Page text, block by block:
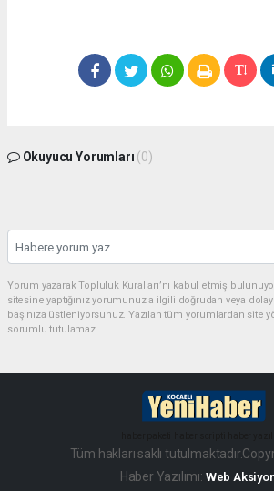
Okuyucu Yorumları (0)
Yorum yazarak Topluluk Kuralları’nı kabul etmiş
sitesine yaptığınız yorumunuzla ilgili doğrudan veya
başınıza üstleniyorsunuz. Yazılan tüm yorumlardan site
sorumlu tutulamaz.
Tüm hakları saklı
Haber Yazılımı: Web